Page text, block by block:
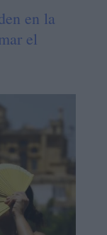
en la
el